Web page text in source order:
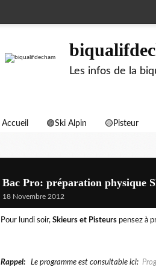
Les infos de la
Accueil 🟣Ski Alpin 🟡Pisteur
Bac Pro: préparation physique
18 Novembre 2012
Pour lundi soir, Skieurs et Pisteurs pensez à
Rappel: Le programme est consultable ici: